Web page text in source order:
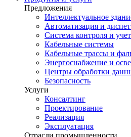
Предложения
Интеллектуальное
Автоматизация и
Система контроля и
Кабельные системы
Кабельные трассы и
Энергоснабжение и
Центры обработки
Безопасность
Услуги
Консалтинг
Проектирование
Реализация
Эксплуатация
Отрасли промышленности